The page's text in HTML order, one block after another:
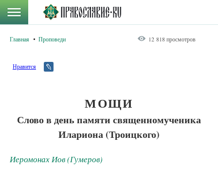
Главная Проповеди 12 818 просмотров
Нравится
МОЩИ
Слово в день памяти священномученика
Илариона (Троицкого)
Иеромонах Иов (Гумеров)